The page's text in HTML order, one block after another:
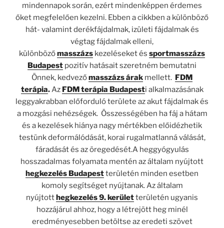
mindennapok során, ezért mindenképpen érdemes
őket megfelelően kezelni. Ebben a cikkben a különböző
hát- valamint derékfájdalmak, izületi fájdalmak és
végtag fájdalmak elleni,
különbözőmasszázs kezeléseket és sportmasszázs
Budapest pozitív hatásait szeretném bemutatni
Önnek, kedvezőmasszázs árak mellett. FDM
terápia. Az FDM terápia Budapesti alkalmazásának
leggyakrabban előforduló területe az akut fájdalmak és
a mozgási nehézségek. Összességében ha fáj a hátam
és a kezelések hiánya nagy mértékben előidézhetik
testünk deformálódását, korai rugalmatlanná válását,
fáradását és az öregedését.A heggyógyulás
hosszadalmas folyamata mentén az általam nyújtott
hegkezelés Budapestterületén minden esetben
komoly segítséget nyújtanak. Az általam
nyújtotthegkezelés 9. kerületterületén ugyanis
hozzájárul ahhoz, hogy a létrejött heg minél
eredményesebben betöltse az eredeti szövet